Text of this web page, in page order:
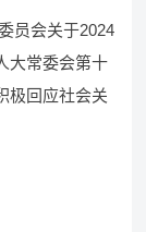
员会关于2024
大常委会第十
极回应社会关